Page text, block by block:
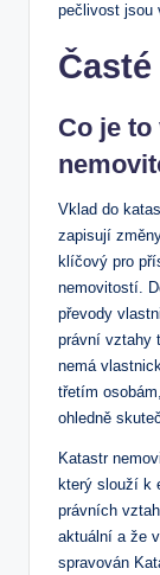
‍pečlivost jsou
Co je
Vklad do
zapisují
klíčový pro
nemovitostí.
převody
právní vztahy
nemá
třetím
ohledně‌
Katastr
který slouží k‌
právních
aktuální a že
spravován